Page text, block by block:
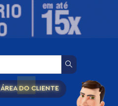
ÁREA DO CLIENTE